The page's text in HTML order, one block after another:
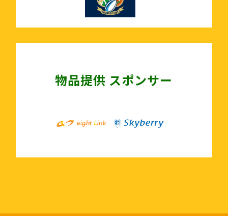
物品提供 スポンサー